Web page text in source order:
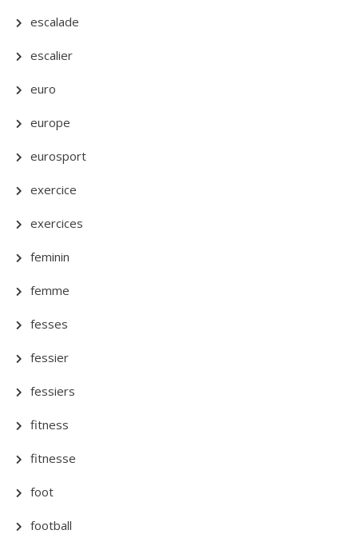
escalade
escalier
euro
europe
eurosport
exercice
exercices
feminin
femme
fesses
fessier
fessiers
fitness
fitnesse
foot
football